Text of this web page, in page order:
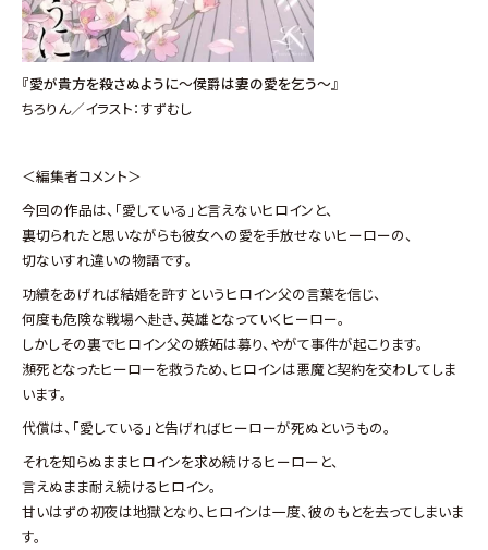
『愛が貴方を殺さぬように～侯爵は妻の愛を乞う～』
ちろりん／イラスト：すずむし
＜編集者コメント＞
今回の作品は、「愛している」と言えないヒロインと、
裏切られたと思いながらも彼女への愛を手放せないヒーローの、
切ないすれ違いの物語です。
功績をあげれば結婚を許すというヒロイン父の言葉を信じ、
何度も危険な戦場へ赴き、英雄となっていくヒーロー。
しかしその裏でヒロイン父の嫉妬は募り、やがて事件が起こります。
瀕死となったヒーローを救うため、ヒロインは悪魔と契約を交わしてしま
います。
代償は、「愛している」と告げればヒーローが死ぬというもの。
それを知らぬままヒロインを求め続けるヒーローと、
言えぬまま耐え続けるヒロイン。
甘いはずの初夜は地獄となり、ヒロインは一度、彼のもとを去ってしまいま
す。